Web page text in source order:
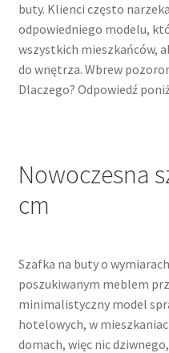
buty. Klienci często
odpowiedniego modelu,
wszystkich mieszkańców,
do wnętrza. Wbrew
Dlaczego? Odpowiedź
Nowoczesna
cm
Szafka na buty o
poszukiwanym meblem
minimalistyczny model
hotelowych, w
domach, więc nic